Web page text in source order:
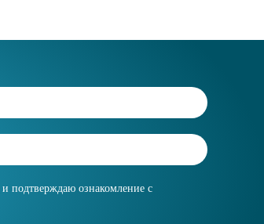
и подтверждаю ознакомление с